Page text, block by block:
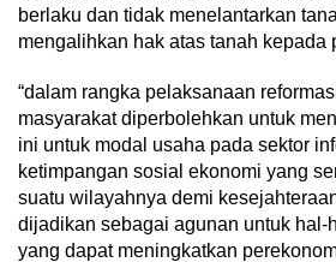
berlaku dan tidak menelantarkan
mengalihkan hak atas tanah kepada
“dalam rangka pelaksanaan
masyarakat diperbolehkan untuk
ini untuk modal usaha pada sektor
ketimpangan sosial ekonomi yang
suatu wilayahnya demi
dijadikan sebagai agunan untuk hal-
yang dapat meningkatkan